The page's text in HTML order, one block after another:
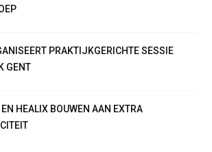
PRAKTIJKGERICHTE SESSIE
GENT
EN HEALIX BOUWEN AAN EXTRA